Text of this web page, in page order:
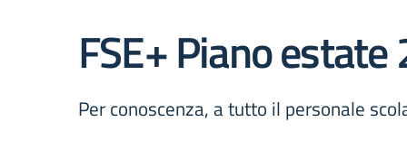
FSE+ Piano
Per conoscenza, a tutto il personale